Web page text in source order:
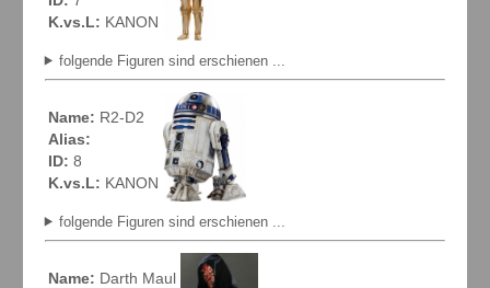
K.vs.L: KANON
folgende Figuren sind erschienen ...
Name: R2-D2
Alias:
ID: 8
K.vs.L: KANON
folgende Figuren sind erschienen ...
Name: Darth Maul